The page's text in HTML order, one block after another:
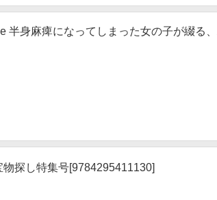
半身麻痺になってしまった女の子が綴る
探し特集号[9784295411130]